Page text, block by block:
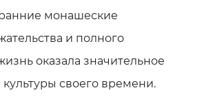
монашеские
и полного
оказала значительное
своего времени.